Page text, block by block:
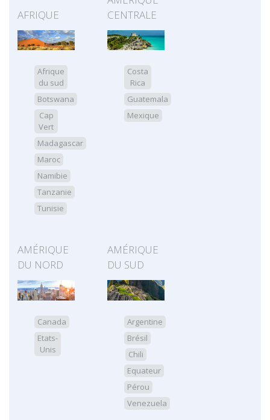
AFRIQUE
Afrique
du sud
Botswana
Cap
Vert
Madagascar
Maroc
Namibie
Tanzanie
Tunisie
CENTRALE
Costa
Rica
Guatemala
Mexique
AMÉRIQUE
DU NORD
Canada
Etats-
Unis
AMÉRIQUE
DU SUD
Argentine
Brésil
Chili
Equateur
Pérou
Venezuela